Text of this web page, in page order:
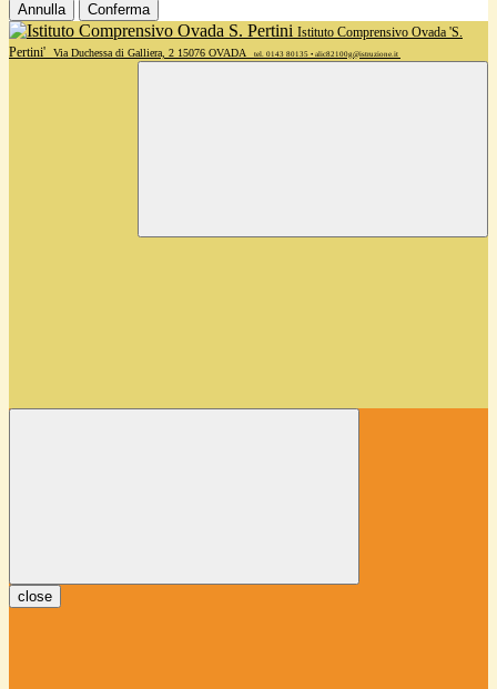
Annulla Conferma
Istituto Comprensivo Ovada 'S.
Pertini'
Via Duchessa di Galliera, 2 15076 OVADA tel. 0143 80135 • alic82100g@istruzione.it
close